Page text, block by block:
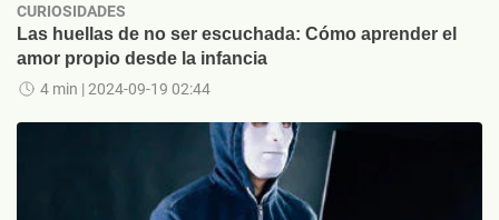
CURIOSIDADES
Las huellas de no ser escuchada: Cómo aprender el
amor propio desde la infancia
4 min | 2024-09-19 02:44